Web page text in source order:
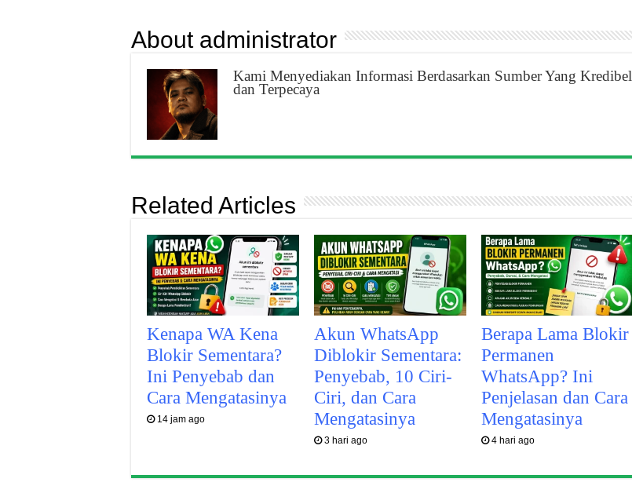
About administrator
Kami Menyediakan Informasi Berdasarkan Sumber Yang Kredibel
dan Terpecaya
Related Articles
Kenapa WA Kena
Blokir Sementara?
Ini Penyebab dan
Cara Mengatasinya
14 jam ago
Akun WhatsApp
Diblokir Sementara:
Penyebab, 10 Ciri-
Ciri, dan Cara
Mengatasinya
3 hari ago
Berapa Lama Blokir
Permanen
WhatsApp? Ini
Penjelasan dan Cara
Mengatasinya
4 hari ago